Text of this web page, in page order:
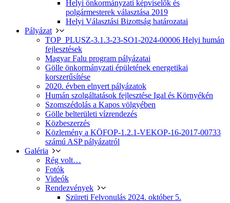
Helyi önkormányzati képviselők és
polgármesterek választása 2019
Helyi Választási Bizottság határozatai
Pályázat
TOP_PLUSZ-3.1.3-23-SO1-2024-00006 Helyi humán
fejlesztések
Magyar Falu program pályázatai
Gölle önkormányzati épületének energetikai
korszerűsítése
2020. évben elnyert pályázatok
Humán szolgáltatások fejlesztése Igal és Környékén
Szomszédolás a Kapos völgyében
Gölle belterületi vízrendezés
Közbeszerzés
Közlemény a KÖFOP-1.2.1-VEKOP-16-2017-00733
számú ASP pályázatról
Galéria
Rég volt…
Fotók
Videók
Rendezvények
Szüreti Felvonulás 2024. október 5.